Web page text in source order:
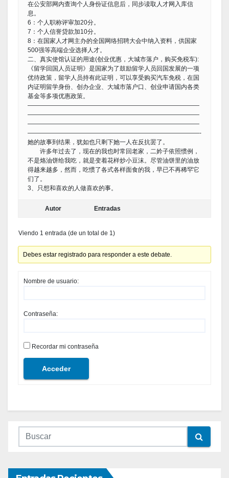
在公安部网内查询个人身份证信息后，同步读取人才网入库信
息。
6：个人职称评审加20分。
7：个人信誉贷款加10分。
8：在国家人才网主办的全国网络招聘大会中纳入资料，供国家
500强等高端企业选择人才。
二、真实使馆认证的用途(创业优惠，大城市落户，购买免税车):
《留学回国人员证明》是国家为了鼓励留学人员回国发展的一项
优待政策，留学人员持有此证明，可以享受购买汽车免税，在国
内证明留学身份、创办企业、大城市落户口、创业申请国内各类
基金等多项优惠政策。
————————————————————————————
————————————————————————————
————————————————————————————
————————————————————————————-
她的故事到结果，犹如也只剩下她一人在反抗罢了。
许多年过去了，现在的我也时常回老家，二妗子依照惯例，
不是烙油饼给我吃，就是变着花样炒小豆沫。尽管油饼里的油放
得越来越多，然而，吃惯了各式各样面食的我，早已不再稀罕它
们了。
3、只想和喜欢的人做喜欢的事。
Autor Entradas
Viendo 1 entrada (de un total de 1)
Debes estar registrado para responder a este debate.
Nombre de usuario:
Contraseña:
Recordar mi contraseña
Acceder